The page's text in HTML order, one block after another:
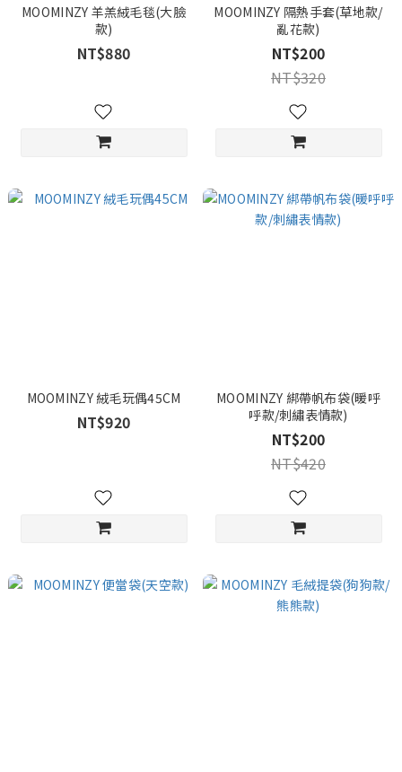
MOOMINZY 羊羔絨毛毯(大臉
款)
NT$880
MOOMINZY 隔熱手套(草地款/
亂花款)
NT$200
NT$320
MOOMINZY 絨毛玩偶45CM
NT$920
MOOMINZY 綁帶帆布袋(暖呼
呼款/刺繡表情款)
NT$200
NT$420